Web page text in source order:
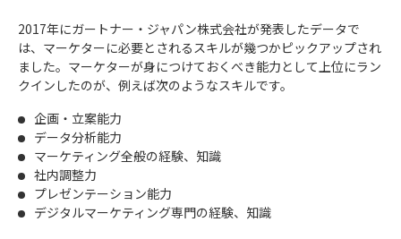
2017年にガートナー・ジャパン株式会社が発表したデータで
は、マーケターに必要とされるスキルが幾つかピックアップされ
ました。マーケターが身につけておくべき能力として上位にラン
クインしたのが、例えば次のようなスキルです。
企画・立案能力
データ分析能力
マーケティング全般の経験、知識
社内調整力
プレゼンテーション能力
デジタルマーケティング専門の経験、知識